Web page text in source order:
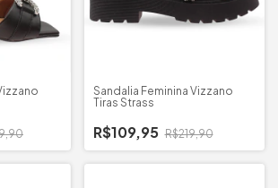
Sandalia Feminina Vizzano
Tiras Strass
R$109,95 R$219,90